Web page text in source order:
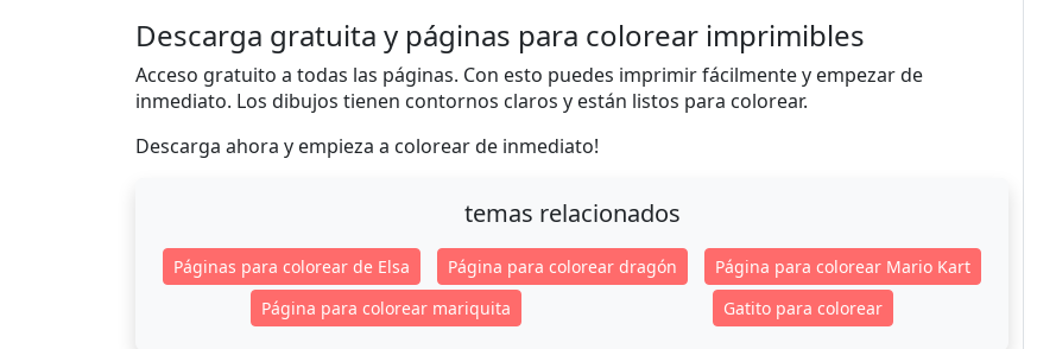
Descarga gratuita y páginas para colorear imprimibles
Acceso gratuito a todas las páginas. Con esto puedes imprimir fácilmente y empezar de
inmediato. Los dibujos tienen contornos claros y están listos para colorear.
Descarga ahora y empieza a colorear de inmediato!
temas relacionados
Páginas para colorear de Elsa Página para colorear dragón
Página para colorear Mario Kart
Página para colorear mariquita
Gatito para colorear